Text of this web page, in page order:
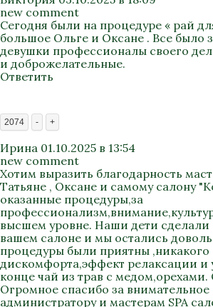
new comment
Сегодня были на процедуре « рай
большое Ольге и Оксане . Все было
девушки профессионалы своего
и доброжелательные.
Ответить
2074 - +
Ирина 01.10.2025 в 13:54
new comment
Хотим выразить благодарность
Татьяне , Оксане и самому салону
оказанные процедуры,за
высшем уровне. Наши дети сделали
вашем салоне и мы остались
процедуры были приятны ,никакого
дискомфорта,эффект релаксации и
конце чай из трав с медом,орехами.
Огромное спасибо за
администратору и мастерам SPA